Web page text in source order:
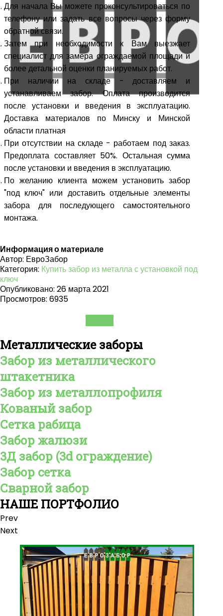
Для начала Вы можете проконсультироваться по
телефону или задать все вопросы через форму
обратной связи.
Затем при необходимости к Вам выезжает
специалист для замера ограждаемой площади и
более детальной оценки планируемых работ.
При наличии на складе - доставляем и
устанавливаем забор. Оплата производится
после установки и введения в эксплуатацию.
Доставка материалов по Минску и Минской
области платная
При отсутствии на складе - работаем под заказ.
Предоплата составляет 50%. Остальная сумма
после установки и введения в эксплуатацию.
По желанию клиента можем установить забор
"под ключ" или доставить отдельные элементы
забора для последующего самостоятельного
монтажа.
Информация о материале
Автор: ЕвроЗабор
Категория: Купить забор из металла с установкой под
ключ
Опубликовано: 26 марта 2021
Просмотров: 6935
Металлическиезаборы
Забор из металлического
штакетника
Забор из металлопрофиля
Кованый забор
Сетка рабица
Забор жалюзи
3Д забор (3d ограждение)
Забор сетка
Сварной забор
НАШЕ ПОРТФОЛИО
Prev
Next